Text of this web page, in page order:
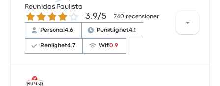
Reunidas Paulista
3.9 ur 5 stjärnor 3.9/5 740 recensioner
Personal4.6 Punktlighet4.1
Renlighet4.7 Wifi0.9
Enligt 260 recensioner fick Reunidas Paulista ett 4-